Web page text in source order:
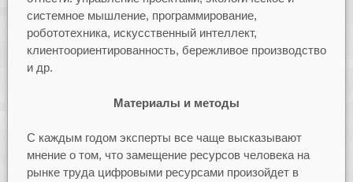
системное мышление, программирование,
робототехника, искусственный интеллект,
клиентоориентированность, бережливое производство
и др.
Материалы и методы
С каждым годом эксперты все чаще высказывают
мнение о том, что замещение ресурсов человека на
рынке труда цифровыми ресурсами произойдет в